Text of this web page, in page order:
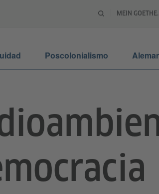
MEIN
Poscolonialismo